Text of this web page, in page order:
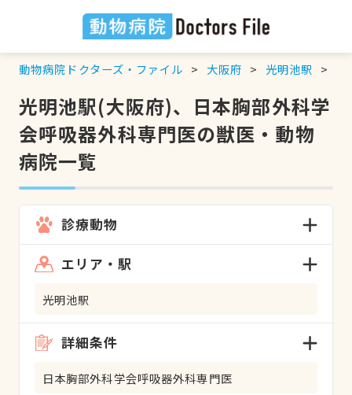
動物病院ドクターズ・ファイル 大阪府 光明池駅
光明池駅(大阪府)、日本胸部外科学
会呼吸器外科専門医の獣医・動物
病院一覧
診療動物
エリア・駅
光明池駅
詳細条件
日本胸部外科学会呼吸器外科専門医